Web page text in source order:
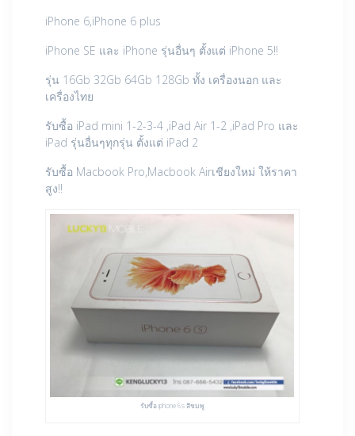
iPhone 6,iPhone 6 plus
iPhone SE และ iPhone รุ่นอื่นๆ ตั้งแต่ iPhone 5!!
รุ่น 16Gb 32Gb 64Gb 128Gb ทั้ง เครื่องนอก และ
เครื่องไทย
รับซื้อ iPad mini 1-2-3-4 ,iPad Air 1-2 ,iPad Pro และ
iPad รุ่นอื่นๆทุกรุ่น ตั้งแต่ iPad 2
รับซื้อ Macbook Pro,Macbook Airเชียงใหม่ ให้ราคา
สูง!!
รับซื้อ iphone 6s สีชมพู